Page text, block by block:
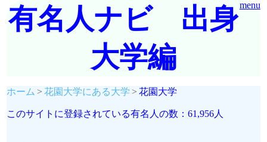
menu
有名人ナビ 出身
大学編
ホーム 花園大学にある大学 花園大学
このサイトに登録されている有名人の数：61,956人